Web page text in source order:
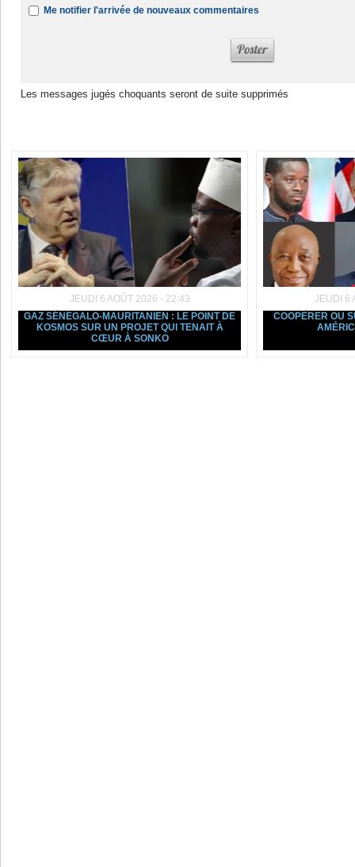
Me notifier l'arrivée de nouveaux commentaires
Les messages jugés choquants seront de suite supprimés
JEUDI 6 AOÛT 2026 - 22:43
GAZ SÉNÉGALO-MAURITANIEN : LE POINT DE
KOSMOS SUR UN PROJET QUI TENAIT À
CŒUR À SONKO
JEUDI 6
COOPÉRER OU